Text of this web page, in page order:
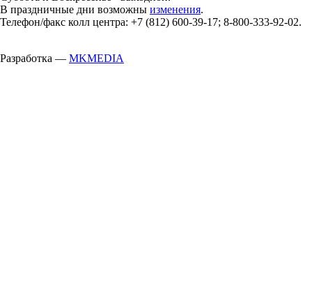
В праздничные дни возможны изменения.
Телефон/факс колл центра: +7 (812) 600-39-17; 8-800-333-92-02.
Разработка — MKMEDIA